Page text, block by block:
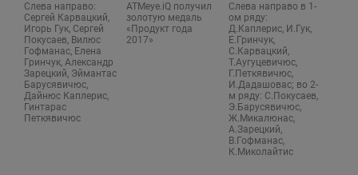
Слева направо:
Сергей Карвацкий,
Игорь Гук, Сергей
Покусаев, Вилюс
Гофманас, Елена
Гринчук, Александр
Зарецкий, Эймантас
Барусявичюс,
Дайнюс Каплерис,
Гинтарас
Петкявичюс
ATMeye.iQ получил
золотую медаль
«Продукт года
2017»
Слева направо в 1-
ом ряду:
Д.Каплерис, И.Гук,
Е.Гринчук,
С.Карвацкий,
Т.Аугуцевичюс,
Г.Петкявичюс,
И.Дадашовас; во 2-
м ряду: С.Покусаев,
Э.Барусявичюс,
Ж.Микалюнас,
А.Зарецкий,
В.Гофманас,
К.Миколайтис